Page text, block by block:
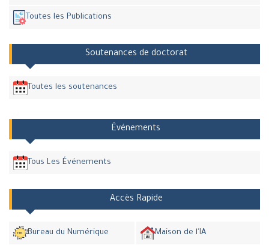
Toutes les Publications
Soutenances de doctorat
Toutes les soutenances
Événements
Tous Les Événements
Accès Rapide
Bureau du Numérique Maison de l'IA